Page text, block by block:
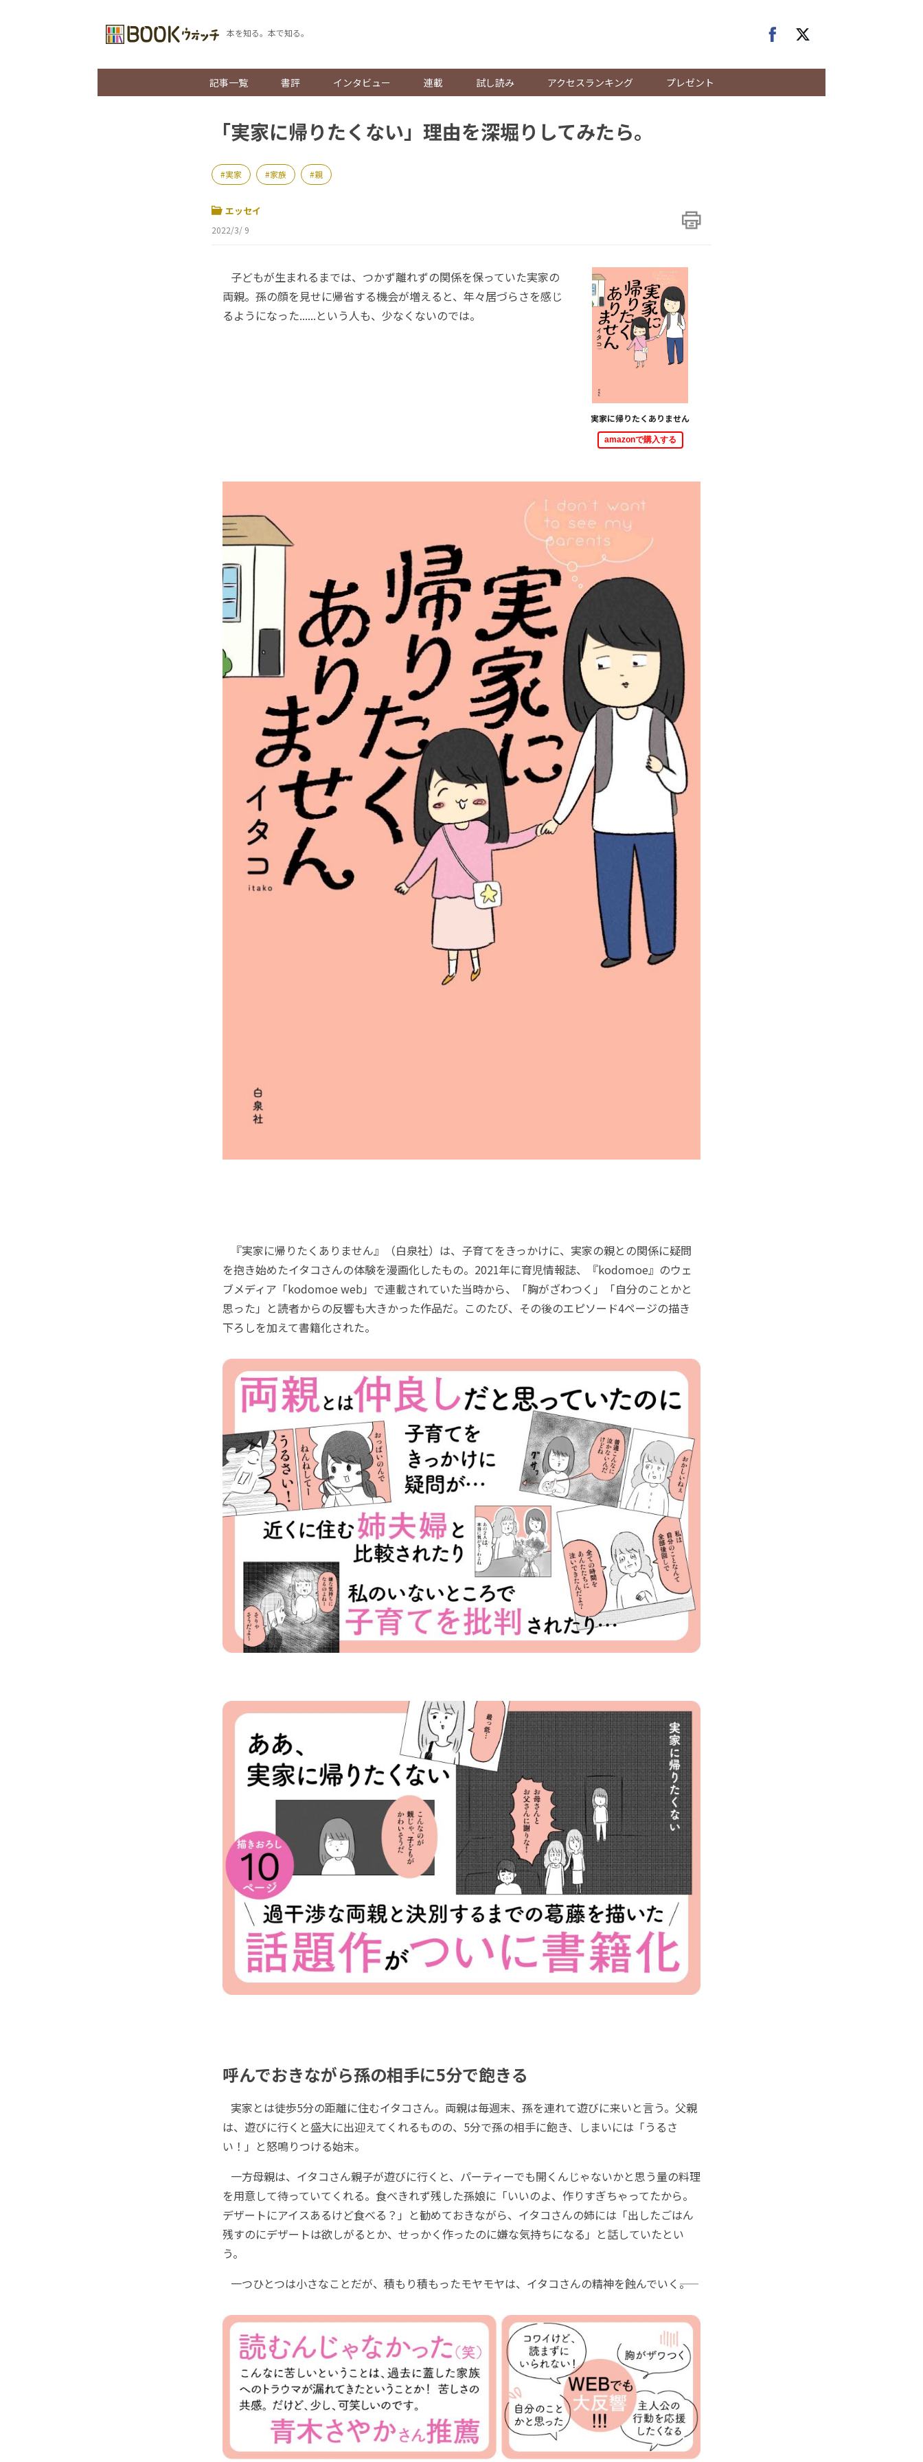
本を知る。本で知る。
記事一覧 書評 インタビュー 連載 試し読み アクセスランキング プレゼント
「実家に帰りたくない」理由を深堀りしてみたら。
実家 家族 親
エッセイ
2022/3/ 9
実家に帰りたくありません
amazonで購入する
子どもが生まれるまでは、つかず離れずの関係を保っていた実家の
両親。孫の顔を見せに帰省する機会が増えると、年々居づらさを感じ
るようになった......という人も、少なくないのでは。
『実家に帰りたくありません』（白泉社）は、子育てをきっかけに、実家の親との関係に疑問
を抱き始めたイタコさんの体験を漫画化したもの。2021年に育児情報誌、『kodomoe』のウェ
ブメディア「kodomoe web」で連載されていた当時から、「胸がざわつく」「自分のことかと
思った」と読者からの反響も大きかった作品だ。このたび、その後のエピソード4ページの描き
下ろしを加えて書籍化された。
呼んでおきながら孫の相手に5分で飽きる
実家とは徒歩5分の距離に住むイタコさん。両親は毎週末、孫を連れて遊びに来いと言う。父親
は、遊びに行くと盛大に出迎えてくれるものの、5分で孫の相手に飽き、しまいには「うるさ
い！」と怒鳴りつける始末。
一方母親は、イタコさん親子が遊びに行くと、パーティーでも開くんじゃないかと思う量の料理
を用意して待っていてくれる。食べきれず残した孫娘に「いいのよ、作りすぎちゃってたから。
デザートにアイスあるけど食べる？」と勧めておきながら、イタコさんの姉には「出したごはん
残すのにデザートは欲しがるとか、せっかく作ったのに嫌な気持ちになる」と話していたとい
う。
一つひとつは小さなことだが、積もり積もったモヤモヤは、イタコさんの精神を蝕んでいく――。